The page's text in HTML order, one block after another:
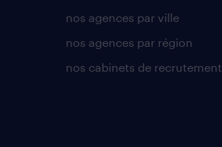
nos agences par ville
nos agences par région
nos cabinets de recrutement